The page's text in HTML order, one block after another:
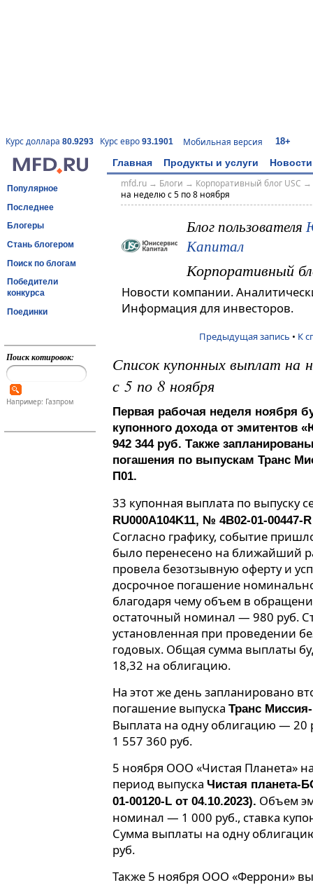
Курс доллара 80.9293 Курс евро 93.1901 Мобильная версия 18+
Главная Продукты и услуги Новости
Популярное
Последнее
Блогеры
Стань блогером
Поиск по блогам
Победители
конкурса
Поединки
Поиск котировок:
Например: Газпром
mfd.ru→ Блоги → Корпоративный блог USC →
на неделю с 5 по 8 ноября
Блог пользователя
Капитал
Корпоративный
Новости компании.
Информация для инвесторов.
Предыдущая запись • К
Список купонных выплат на
с 5 по 8 ноября
Первая рабочая неделя ноября
купонного дохода от эмитентов
942 344 руб. Также
погашения по выпускам Транс
П01.
33 купонная выплата по выпуску
RU000A104K11, № 4B02-01-00447-
Согласно графику, событие
было перенесено на ближайший
провела безотзывную оферту и
досрочное погашение
благодаря чему объем в
остаточный номинал — 980 руб.
установленная при проведении
годовых. Общая сумма выплаты
18,32 на облигацию.
На этот же день запланировано
погашение выпуска Транс
Выплата на одну облигацию — 20
1 557 360 руб.
5 ноября ООО «Чистая Планета»
период выпуска Чистая планета-
01-00120-L от 04.10.2023). Объем
номинал — 1 000 руб., ставка
Сумма выплаты на одну
руб.
Также 5 ноября ООО «Феррони»